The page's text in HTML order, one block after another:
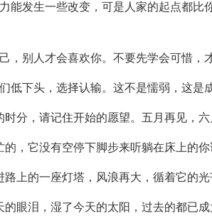
能发生一些改变，可是人家的起点都比
，别人才会喜欢你。不要先学会可惜，
低下头，选择认输。这不是懦弱，这是
时分，请记住开始的愿望。五月再见，六
的，它没有空停下脚步来听躺在床上的
路上的一座灯塔，风浪再大，循着它的
的眼泪，湿了今天的太阳，过去的都已